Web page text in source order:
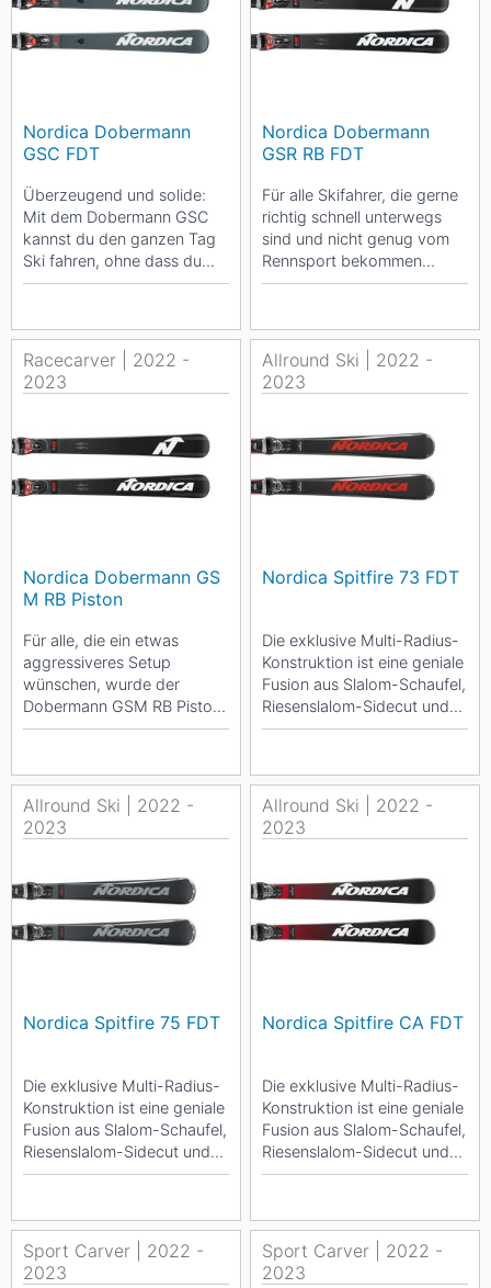
Nordica Dobermann
GSC FDT
Überzeugend und solide:
Mit dem Dobermann GSC
kannst du den ganzen Tag
Ski fahren, ohne dass du
müde wirst. Dieses neue
Nordica Dobermann
GSR RB FDT
Für alle Skifahrer, die gerne
richtig schnell unterwegs
sind und nicht genug vom
Rennsport bekommen
können, hat Nordica den
Racecarver | 2022 -
2023
Nordica Dobermann GS
M RB Piston
Für alle, die ein etwas
aggressiveres Setup
wünschen, wurde der
Dobermann GSM RB Piston
konstruiert. Wie der GSR, ist
Allround Ski | 2022 -
2023
Nordica Spitfire 73 FDT
Die exklusive Multi-Radius-
Konstruktion ist eine geniale
Fusion aus Slalom-Schaufel,
Riesenslalom-Sidecut und
Skiende, die verschiedene
Allround Ski | 2022 -
2023
Nordica Spitfire 75 FDT
Die exklusive Multi-Radius-
Konstruktion ist eine geniale
Fusion aus Slalom-Schaufel,
Riesenslalom-Sidecut und
Skiende, die verschiedene
Allround Ski | 2022 -
2023
Nordica Spitfire CA FDT
Die exklusive Multi-Radius-
Konstruktion ist eine geniale
Fusion aus Slalom-Schaufel,
Riesenslalom-Sidecut und
Skiende, die verschiedene
Sport Carver | 2022 -
2023
Sport Carver | 2022 -
2023